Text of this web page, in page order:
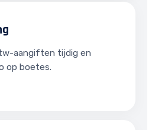
aangiften tijdig en
op boetes.